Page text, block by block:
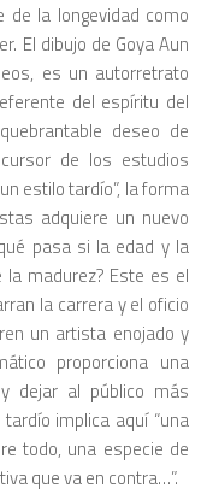
de la longevidad como
El dibujo de GoyaAun
es un autorretrato
del espíritu del
deseo de
de los estudios
estilo tardío”, la forma
adquiere un nuevo
pasa si la edad y la
madurez? Este es el
la carrera y el oficio
un artista enojado y
proporciona una
dejar al público más
implica aquí “una
todo, una especie de
que va en contra…”.